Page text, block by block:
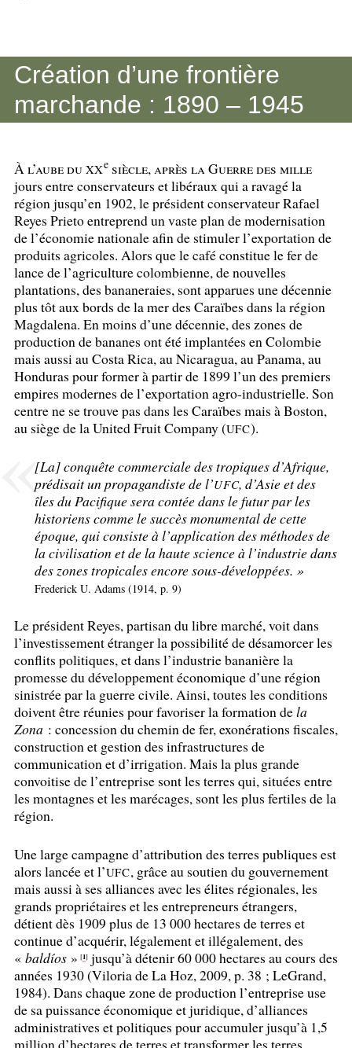
Création d’une frontière
marchande : 1890 – 1945
À l’aube du XXe siècle, après la Guerre des mille
jours entre conservateurs et libéraux qui a ravagé la
région jusqu’en 1902, le président conservateur Rafael
Reyes Prieto entreprend un vaste plan de modernisation
de l’économie nationale afin de stimuler l’exportation de
produits agricoles. Alors que le café constitue le fer de
lance de l’agriculture colombienne, de nouvelles
plantations, des bananeraies, sont apparues une décennie
plus tôt aux bords de la mer des Caraïbes dans la région
Magdalena. En moins d’une décennie, des zones de
production de bananes ont été implantées en Colombie
mais aussi au Costa Rica, au Nicaragua, au Panama, au
Honduras pour former à partir de 1899 l’un des premiers
empires modernes de l’exportation agro-industrielle. Son
centre ne se trouve pas dans les Caraïbes mais à Boston,
au siège de la United Fruit Company (UFC).
[La] conquête commerciale des tropiques d’Afrique,
prédisait un propagandiste de l’UFC, d’Asie et des
îles du Pacifique sera contée dans le futur par les
historiens comme le succès monumental de cette
époque, qui consiste à l’application des méthodes de
la civilisation et de la haute science à l’industrie dans
des zones tropicales encore sous-développées. »
Frederick U. Adams (1914, p. 9)
Le président Reyes, partisan du libre marché, voit dans
l’investissement étranger la possibilité de désamorcer les
conflits politiques, et dans l’industrie bananière la
promesse du développement économique d’une région
sinistrée par la guerre civile. Ainsi, toutes les conditions
doivent être réunies pour favoriser la formation dela
Zona: concession du chemin de fer, exonérations fiscales,
construction et gestion des infrastructures de
communication et d’irrigation. Mais la plus grande
convoitise de l’entreprise sont les terres qui, situées entre
les montagnes et les marécages, sont les plus fertiles de la
région.
Une large campagne d’attribution des terres publiques est
alors lancée et l’UFC, grâce au soutien du gouvernement
mais aussi à ses alliances avec les élites régionales, les
grands propriétaires et les entrepreneurs étrangers,
détient dès 1909 plus de 13 000 hectares de terres et
continue d’acquérir, légalement et illégalement, des
« baldíos » [1]jusqu’à détenir 60 000 hectares au cours des
années 1930 (Viloria de La Hoz, 2009, p. 38 ; LeGrand,
1984). Dans chaque zone de production l’entreprise use
de sa puissance économique et juridique, d’alliances
administratives et politiques pour accumuler jusqu’à 1,5
million d’hectares de terres et transformer les terres